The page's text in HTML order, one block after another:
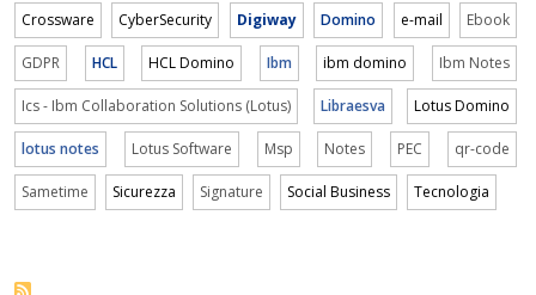
Crossware CyberSecurity Digiway Domino e-mail Ebook
GDPR HCL HCL Domino Ibm ibm domino Ibm Notes
Ics - Ibm Collaboration Solutions (Lotus) Libraesva Lotus Domino
lotus notes Lotus Software Msp Notes PEC qr-code
Sametime Sicurezza Signature Social Business Tecnologia